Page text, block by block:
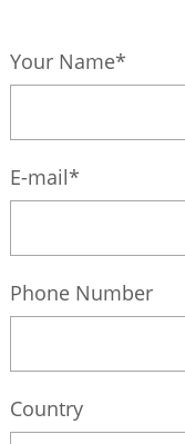
Your Name*
E-mail*
Phone Number
Country